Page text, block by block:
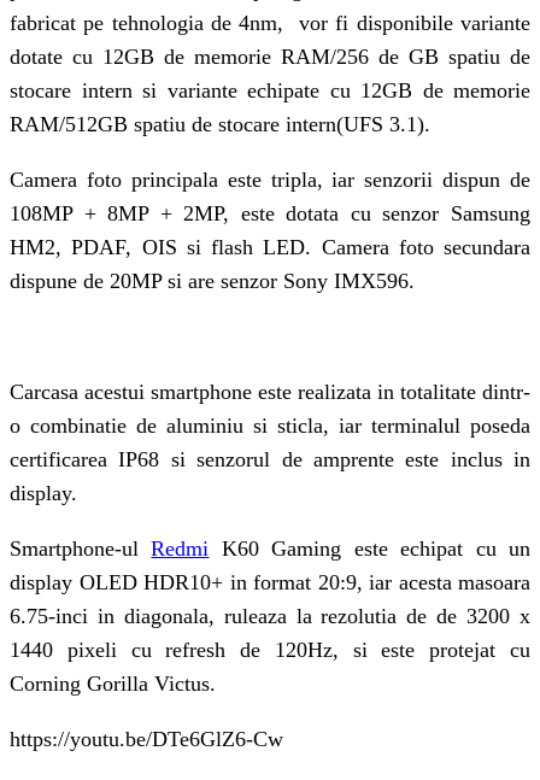
fabricat pe tehnologia de 4nm, vor fi disponibile variante
dotate cu 12GB de memorie RAM/256 de GB spatiu de
stocare intern si variante echipate cu 12GB de memorie
RAM/512GB spatiu de stocare intern(UFS 3.1).
Camera foto principala este tripla, iar senzorii dispun de
108MP + 8MP + 2MP, este dotata cu senzor Samsung
HM2, PDAF, OIS si flash LED. Camera foto secundara
dispune de 20MP si are senzor Sony IMX596.
Carcasa acestui smartphone este realizata in totalitate dintr-
o combinatie de aluminiu si sticla, iar terminalul poseda
certificarea IP68 si senzorul de amprente este inclus in
display.
Smartphone-ulRedmi K60 Gaming este echipat cu un
display OLED HDR10+ in format 20:9, iar acesta masoara
6.75-inci in diagonala, ruleaza la rezolutia de de 3200 x
1440 pixeli cu refresh de 120Hz, si este protejat cu
Corning Gorilla Victus.
https://youtu.be/DTe6GlZ6-Cw